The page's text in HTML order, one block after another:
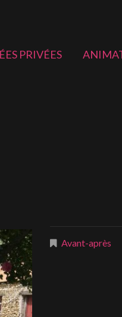
PRIVÉES
Avant-après